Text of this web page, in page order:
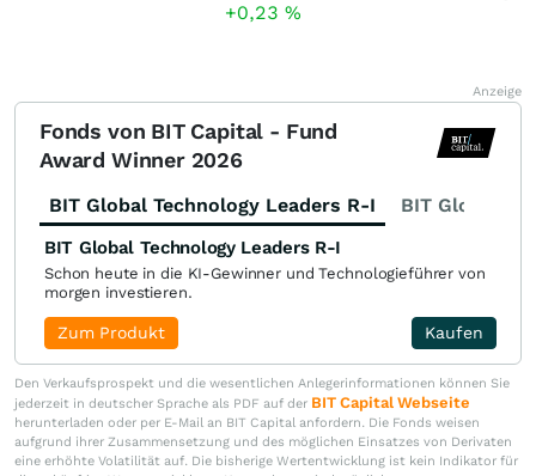
+0,23 %
Anzeige
Fonds von BIT Capital - Fund
Award Winner 2026
BIT Global Technology Leaders R-I BIT Global
BIT Global Technology Leaders R-I
Schon heute in die KI-Gewinner und Technologieführer von
morgen investieren.
Kaufen
Zum Produkt
Den Verkaufsprospekt und die wesentlichen Anlegerinformationen können Sie
jederzeit in deutscher Sprache als PDF auf der BIT Capital Webseite
herunterladen oder per E-Mail an BIT Capital anfordern. Die Fonds weisen
aufgrund ihrer Zusammensetzung und des möglichen Einsatzes von Derivaten
eine erhöhte Volatilität auf. Die bisherige Wertentwicklung ist kein Indikator für